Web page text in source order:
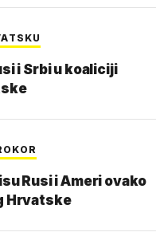
i Srbi u koaliciji
Rusi i Ameri ovako
Hrvatske